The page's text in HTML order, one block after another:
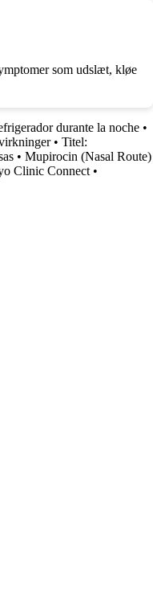
som udslæt, kløe
durante la noche •
• Titel:
• Mupirocin (Nasal Route)
Clinic Connect •